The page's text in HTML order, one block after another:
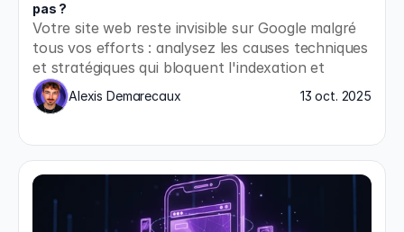
pas ?
Votre site web reste invisible sur Google malgré
tous vos efforts : analysez les causes techniques
et stratégiques qui bloquent l'indexation et
appliquez les solutions concrètes pour enfin
apparaître dans les résultats de recherche.
Alexis Demarecaux 13 oct. 2025